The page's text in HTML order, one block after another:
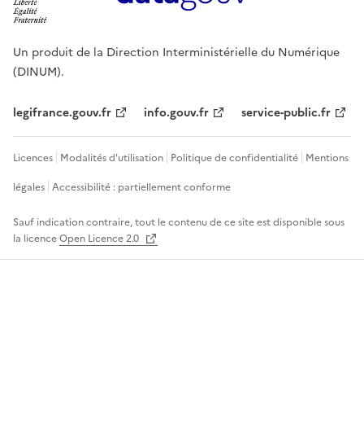
Un produit de la Direction Interministérielle du Numérique
(DINUM).
legifrance.gouv.fr info.gouv.fr service-public.fr
Licences Modalités d'utilisation Politique de confidentialité Mentions
légales Accessibilité : partiellement conforme
Sauf indication contraire, tout le contenu de ce site est disponible sous
la licenceOpen Licence 2.0